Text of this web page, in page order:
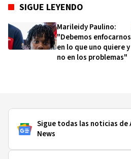
SIGUE LEYENDO
Marileidy Paulino:
"Debemos enfocarnos
en lo que uno quiere y
no en los problemas"
Sigue todas las noticias de
News